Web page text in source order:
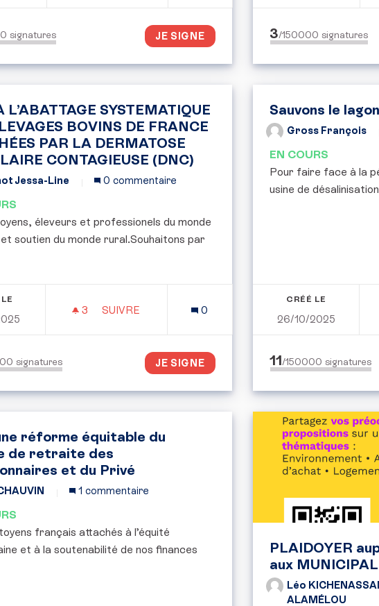
signatures JE SIGNE 3/150000 signatures
L’ABATTAGE SYSTEMATIQUE
BOVINS DE FRANCE
PAR LA DERMATOSE
CONTAGIEUSE (DNC)
Jessa-Line 0 commentaire
éleveurs et professionels du monde
soutien du monde rural.Souhaitons par
3 3 ABONNÉS
SUIVRE
NON À L’ABATTAGE SYSTEMATIQUE DES
0
signatures JE SIGNE
Sauvons le
Gross François
EN COURS
Pour faire face à la
usine de
CRÉÉ LE
26/10/2025
11/150000 signatures
réforme équitable du
de retraite des
et du Privé
1 commentaire
français attachés à l’équité
et à la soutenabilité de nos finances
PLAIDOYER
aux
Léo
ALAMÉLOU